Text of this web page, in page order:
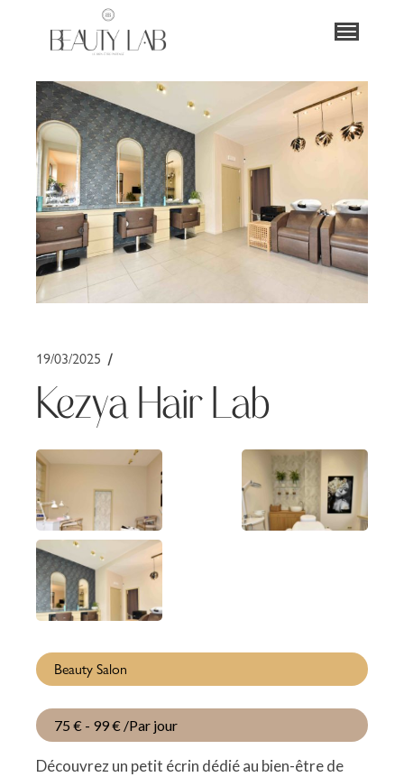
19/03/2025
Kezya Hair Lab
Beauty Salon
75 € - 99 € /Par jour
Découvrez un petit écrin dédié au bien-être de